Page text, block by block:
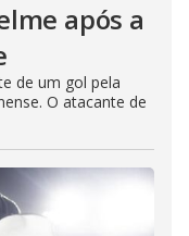
após a
de um gol pela
O atacante de